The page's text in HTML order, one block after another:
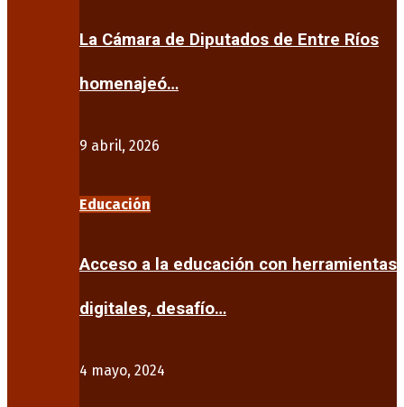
La Cámara de Diputados de Entre Ríos
homenajeó…
9 abril, 2026
Educación
Acceso a la educación con herramientas
digitales, desafío…
4 mayo, 2024